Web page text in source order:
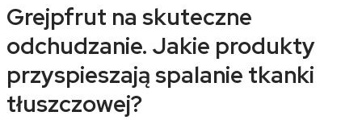
Grejpfrut na skuteczne
odchudzanie. Jakie produkty
przyspieszają spalanie tkanki
tłuszczowej?